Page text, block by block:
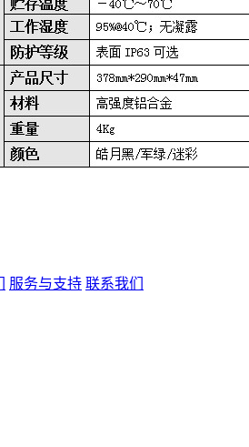
服务与支持 联系我们